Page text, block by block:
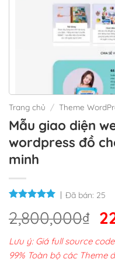
Trang chủ / Theme
Mẫu giao diện
wordpress đồ
minh
Đã bán: 25
2,800,000₫
Lưu ý: Giá full source
99% Toàn bộ các Theme